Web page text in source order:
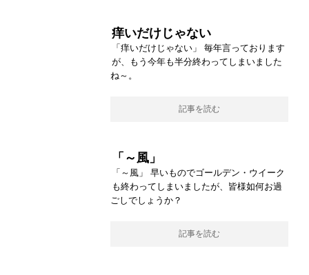
痒いだけじゃない
「痒いだけじゃない」 毎年言っております
が、もう今年も半分終わってしまいました
ね～。
記事を読む
「～風」
「～風」 早いものでゴールデン・ウイーク
も終わってしまいましたが、皆様如何お過
ごしでしょうか？
記事を読む